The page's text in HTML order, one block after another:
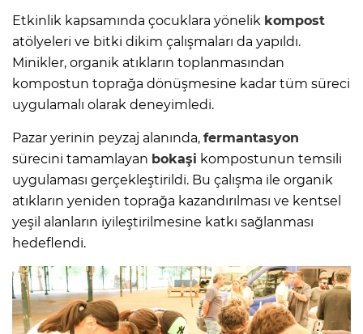
Etkinlik kapsamında çocuklara yönelik kompost
atölyeleri ve bitki dikim çalışmaları da yapıldı.
Minikler, organik atıkların toplanmasından
kompostun toprağa dönüşmesine kadar tüm süreci
uygulamalı olarak deneyimledi.
Pazar yerinin peyzaj alanında, fermantasyon
sürecini tamamlayan bokaşi kompostunun temsili
uygulaması gerçekleştirildi. Bu çalışma ile organik
atıkların yeniden toprağa kazandırılması ve kentsel
yeşil alanların iyileştirilmesine katkı sağlanması
hedeflendi.